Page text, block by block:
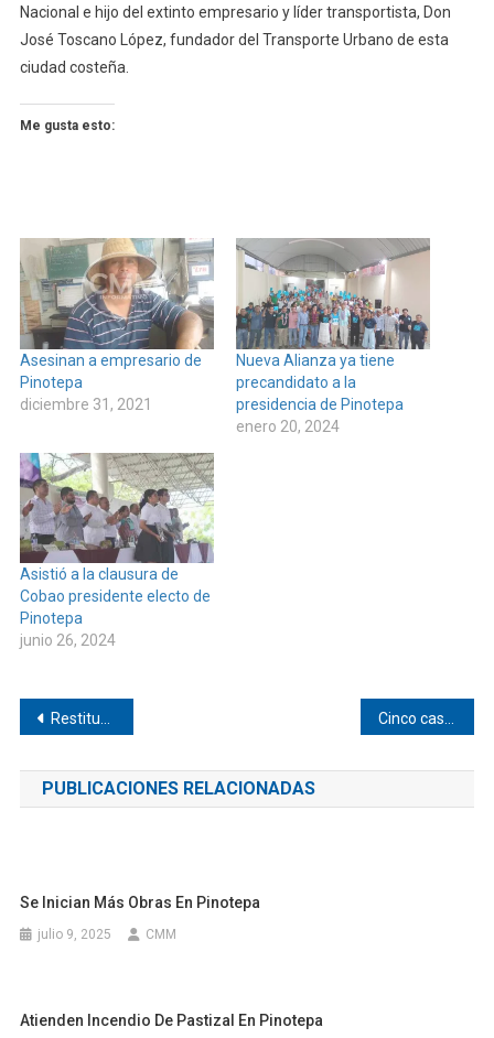
Nacional e hijo del extinto empresario y líder transportista, Don
José Toscano López, fundador del Transporte Urbano de esta
ciudad costeña.
Me gusta esto:
Asesinan a empresario de
Pinotepa
diciembre 31, 2021
Nueva Alianza ya tiene
precandidato a la
presidencia de Pinotepa
enero 20, 2024
Asistió a la clausura de
Cobao presidente electo de
Pinotepa
junio 26, 2024
Navegación
de
entradas
Restituyen Toronjil en Huaxpaltepec Cinco casos de COVID-19 en zona de Pinotepa
PUBLICACIONES RELACIONADAS
Se Inician Más Obras En Pinotepa
julio 9, 2025 CMM
Atienden Incendio De Pastizal En Pinotepa